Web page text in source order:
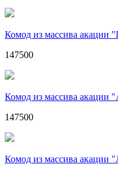
Комод из массива акации
147500
Комод из массива акации
147500
Комод из массива акации